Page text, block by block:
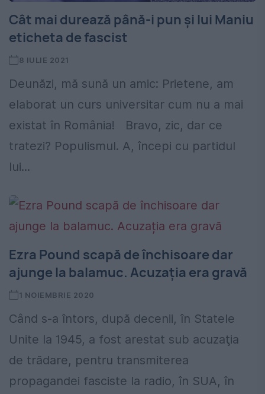
Cât mai durează până-i pun și lui Maniu
eticheta de fascist
8 IULIE 2021
Deunăzi, mă sună un amic: Prietene, am
elaborat un curs universitar cum nu a mai
existat în România! Bravo, zic, dar ce
tratezi? Populismul. A, începi cu partidul
lui...
Ezra Pound scapă de închisoare dar
ajunge la balamuc. Acuzația era gravă
1 NOIEMBRIE 2020
Când s-a întors, după decenii, în Statele
Unite la 1945, a fost arestat sub acuzaţia
de trădare, pentru transmiterea
propagandei fasciste la radio, în SUA, în